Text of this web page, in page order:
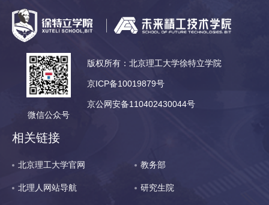
微信公众号
版权所有：北京理工大学徐特立学院
京ICP备10019879号
京公网安备110402430044号
相关链接
北京理工大学官网 教务部
北理人网站导航 研究生院